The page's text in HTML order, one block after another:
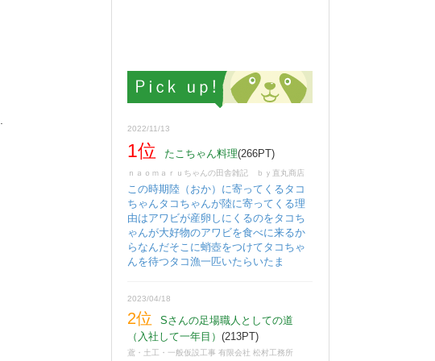
2022/11/13
1位 たこちゃん料理(266PT)
ｎａｏｍａｒｕちゃんの田舎雑記 ｂｙ直丸商店
この時期陸（おか）に寄ってくるタコ
ちゃんタコちゃんが陸に寄ってくる理
由はアワビが産卵しにくるのをタコち
ゃんが大好物のアワビを食べに来るか
らなんだそこに蛸壺をつけてタコちゃ
んを待つタコ漁一匹いたらいたま
2023/04/18
2位
Sさんの足場職人としての道
（入社して一年目） (213PT)
鳶・土工・一般仮設工事 有限会社 松村工務所